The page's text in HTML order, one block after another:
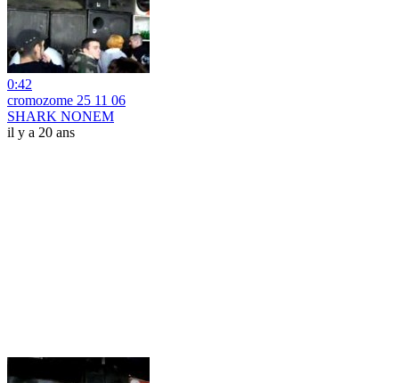
0:42
cromozome 25 11 06
SHARK NONEM
il y a 20 ans